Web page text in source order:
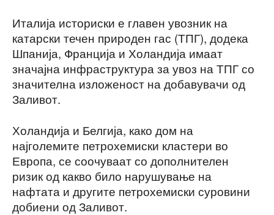
Италија историски е главен увозник на
катарски течен природен гас (ТПГ), додека
Шпанија, Франција и Холандија имаат
значајна инфраструктура за увоз на ТПГ со
значителна изложеност на добавувачи од
Заливот.
Холандија и Белгија, како дом на
најголемите петрохемиски кластери во
Европа, се соочуваат со дополнителен
ризик од какво било нарушување на
нафтата и другите петрохемиски суровини
добиени од Заливот.